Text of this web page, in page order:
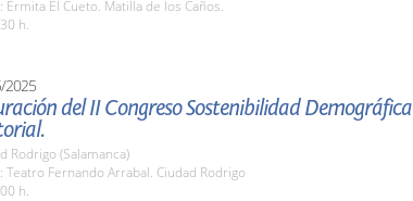
Ermita El Cueto. Matilla de los Caños.
h.
2025
del II Congreso Sostenibilidad Demográfica
Rodrigo (Salamanca)
Teatro Fernando Arrabal. Ciudad Rodrigo
h.